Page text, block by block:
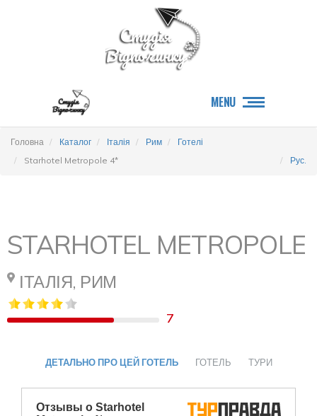
MENU
Головна Каталог Італія Рим
Готелі
Starhotel Metropole 4*
Рус.
STARHOTEL METROPOLE
ІТАЛІЯ, РИМ
7
ДЕТАЛЬНО ПРО ЦЕЙ ГОТЕЛЬ ГОТЕЛЬ ТУРИ